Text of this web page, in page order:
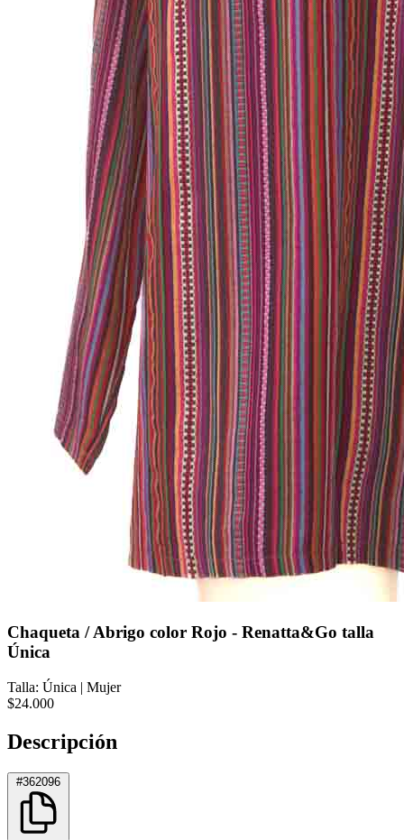
Chaqueta / Abrigo color Rojo - Renatta&Go talla
Única
Talla: Única | Mujer
$24.000
Descripción
#362096